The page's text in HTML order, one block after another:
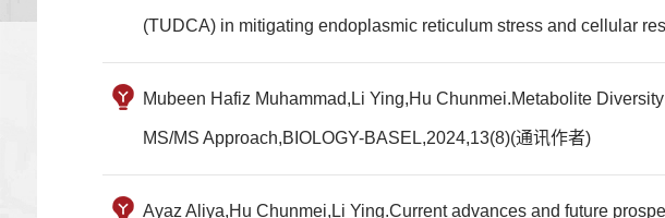
(TUDCA) in mitigating endoplasmic reticulum stress and cellular
Mubeen Hafiz Muhammad,Li Ying,Hu Chunmei.Metabolite
MS/MS Approach,BIOLOGY-BASEL,2024,13(8)(通讯作者)
Ayaz Aliya,Hu Chunmei,Li Ying.Current advances and future